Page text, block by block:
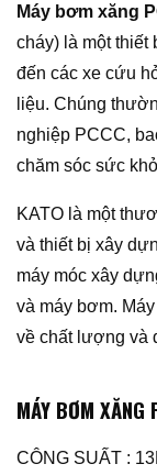
Máy bơm xăng
cháy) là một
đến các xe cứu
liệu. Chúng
nghiệp PCCC,
chăm sóc sức
KATO là một
và thiết bị xây
máy móc xây
và máy bơm.
về chất lượng và
MÁY BƠM XĂNG
CÔNG SUẤT :